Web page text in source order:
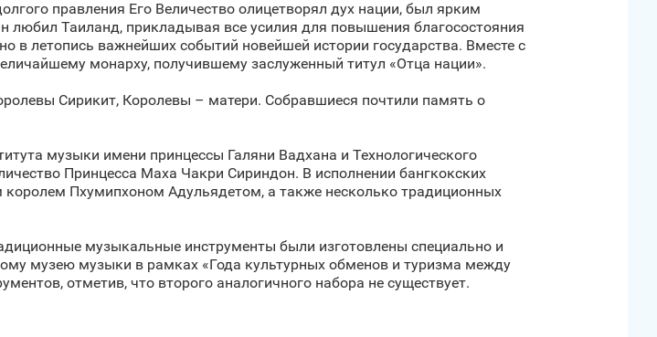
правления Его Величество олицетворял дух нации, был ярким
любил Таиланд, прикладывая все усилия для повышения благосостояния
в летопись важнейших событий новейшей истории государства. Вместе с
монарху, получившему заслуженный титул «Отца нации».
Сирикит, Королевы – матери. Собравшиеся почтили память о
музыки имени принцессы Галяни Вадхана и Технологического
Принцесса Маха Чакри Сириндон. В исполнении бангкокских
Пхумипхоном Адульядетом, а также несколько традиционных
музыкальные инструменты были изготовлены специально и
музею музыки в рамках «Года культурных обменов и туризма между
отметив, что второго аналогичного набора не существует.